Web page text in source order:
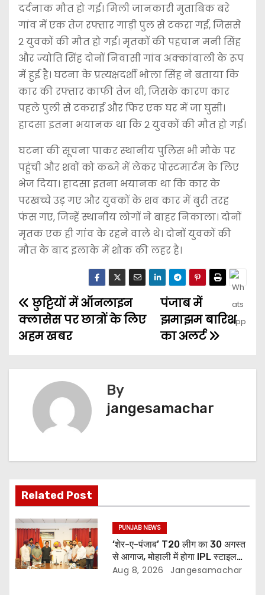
दर्दनाक मौत हो गई। मिली जानकारी मुताबिक बरे
गांव में एक तेज रफ्तार गाड़ी पुल से टकरा गई, जिससे
2 युवकों की मौत हो गई। मृतकों की पहचान मनी सिंह
और ज्योति सिंह दोनों निवासी गांव अक्कांवाली के रूप
में हुई है। घटना के प्रत्यक्षदर्शी भोला सिंह ने बताया कि
कार की रफ्तार काफी तेज थी, जिसके कारण कार
पहले पुली से टकराई और फिर एक घर में जा घुसी।
हादसा इतना भयानक था कि 2 युवकों की मौत हो गई।
घटना की सूचना पाकर स्थानीय पुलिस भी मौके पर
पहुंची और शवों को कब्जे में लेकर पोस्टमार्टम के लिए
भेज दिया। हादसा इतना भयानक था कि कार के
परखच्चे उड़ गए और युवकों के शव कार में बुरी तरह
फंस गए, जिन्हें स्थानीय लोगों ने बाहर निकाला। दोनों
मृतक एक ही गांव के रहने वाले थे। दोनों युवकों की
मौत के बाद इलाके में शोक की लहर है।
पंजाब में
झमाझम बारिश
का अलर्ट
छुट्टियों में ऑनलाइन
क्लासेस पर छात्रों के लिए
अहम खबर
By
jangesamachar
Related Post
PUNJAB NEWS
‘शेर-ए-पंजाब’ T20 लीग का 30 अगस्त
से आगाज, मोहाली में होगा IPL स्टाइल
क्रिकेट का रोमांच
Aug 8, 2026 Jangesamachar